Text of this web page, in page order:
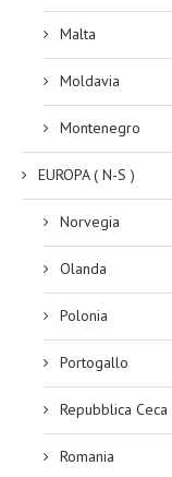
Malta
Moldavia
Montenegro
EUROPA ( N-S )
Norvegia
Olanda
Polonia
Portogallo
Repubblica Ceca
Romania